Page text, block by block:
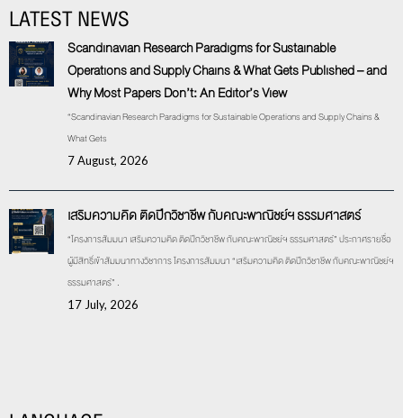
LATEST NEWS
Scandinavian Research Paradigms for Sustainable
Operations and Supply Chains & What Gets Published – and
Why Most Papers Don’t: An Editor’s View
“Scandinavian Research Paradigms for Sustainable Operations and Supply Chains &
What Gets
7 August, 2026
เสริมความคิด ติดปีกวิชาชีพ กับคณะพาณิชย์ฯ ธรรมศาสตร์
“โครงการสัมมนา เสริมความคิด ติดปีกวิชาชีพ กับคณะพาณิชย์ฯ ธรรมศาสตร์” ประกาศรายชื่อ
ผู้มีสิทธิ์เข้าสัมมนาทางวิชาการ โครงการสัมมนา “เสริมความคิด ติดปีกวิชาชีพ กับคณะพาณิชย์ฯ
ธรรมศาสตร์” .
17 July, 2026